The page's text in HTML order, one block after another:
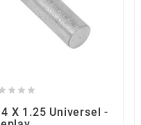
  
X 1.25 Universel -